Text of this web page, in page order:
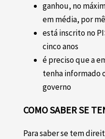
ganhou, no
em média, por
está inscrito no
cinco anos
é preciso que a
tenha informado
governo
COMO SABER SE
Para saber se tem